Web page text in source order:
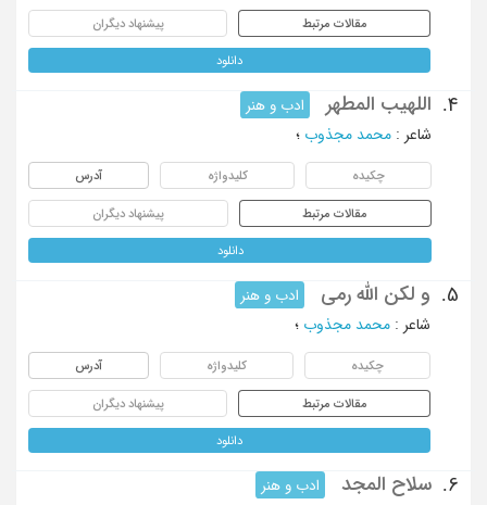
مقالات مرتبط پیشنهاد دیگران
دانلود
4. اللهیب المطهر
ادب و هنر
شاعر : محمد مجذوب ؛
چکیده کلیدواژه آدرس
مقالات مرتبط پیشنهاد دیگران
دانلود
5. و لکن الله رمی
ادب و هنر
شاعر : محمد مجذوب ؛
چکیده کلیدواژه آدرس
مقالات مرتبط پیشنهاد دیگران
دانلود
6. سلاح المجد
ادب و هنر